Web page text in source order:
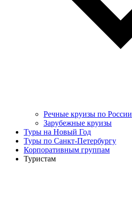
Речные круизы по России
Зарубежные круизы
Туры на Новый Год
Туры по Санкт-Петербургу
Корпоративным группам
Туристам